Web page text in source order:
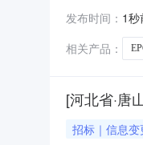
中
数
发布时间： 1秒
相关产品：
[河北省·唐
招标｜信息变